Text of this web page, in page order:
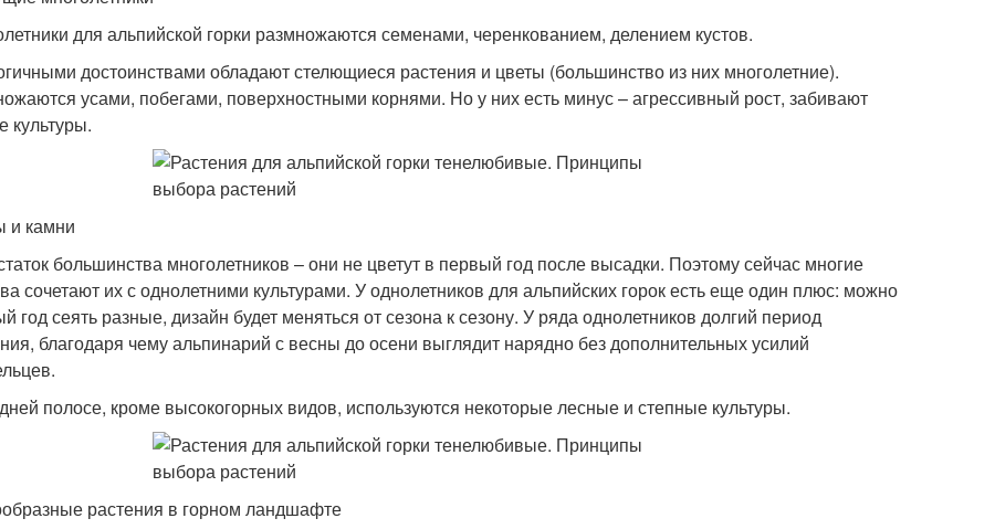
для альпийской горки размножаются семенами, черенкованием, делением кустов.
достоинствами обладают стелющиеся растения и цветы (большинство из них многолетние).
усами, побегами, поверхностными корнями. Но у них есть минус – агрессивный рост, забивают
культуры.
и камни
большинства многолетников – они не цветут в первый год после высадки. Поэтому сейчас многие
сочетают их с однолетними культурами. У однолетников для альпийских горок есть еще один плюс: можно
год сеять разные, дизайн будет меняться от сезона к сезону. У ряда однолетников долгий период
благодаря чему альпинарий с весны до осени выглядит нарядно без дополнительных усилий
полосе, кроме высокогорных видов, используются некоторые лесные и степные культуры.
растения в горном ландшафте